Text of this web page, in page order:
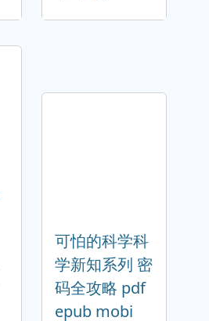
可怕的科学科
学新知系列 密
码全攻略 pdf
epub mobi